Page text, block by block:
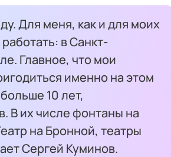
Для меня, как и для моих
в Санкт-
Главное, что мои
именно на этом
10 лет,
В их числе фонтаны на
на Бронной, театры
Сергей Куминов.